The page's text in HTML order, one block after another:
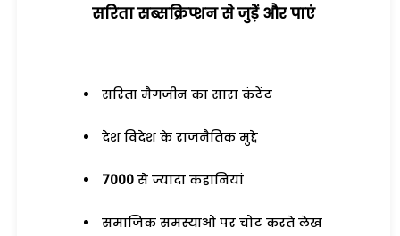
सरिता सब्सक्रिप्शन से जुड़ेें और पाएं
सरिता मैगजीन का सारा कंटेंट
देश विदेश के राजनैतिक मुद्दे
7000 से ज्यादा कहानियां
समाजिक समस्याओं पर चोट करते लेख